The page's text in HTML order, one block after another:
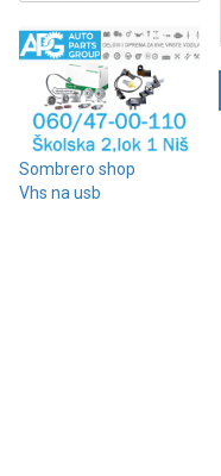
Sombrero shop
Vhs na usb